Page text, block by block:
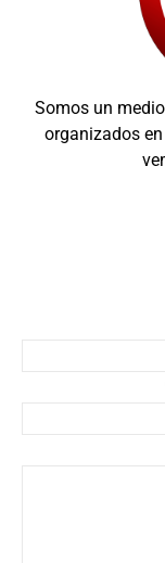
Somos un
organizados